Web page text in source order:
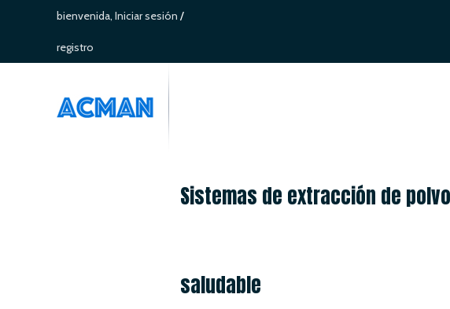
bienvenida, Iniciar sesión /
registro
Sistemas de extracción de
saludable